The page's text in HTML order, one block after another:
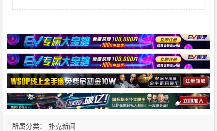
所属分类： 扑克新闻